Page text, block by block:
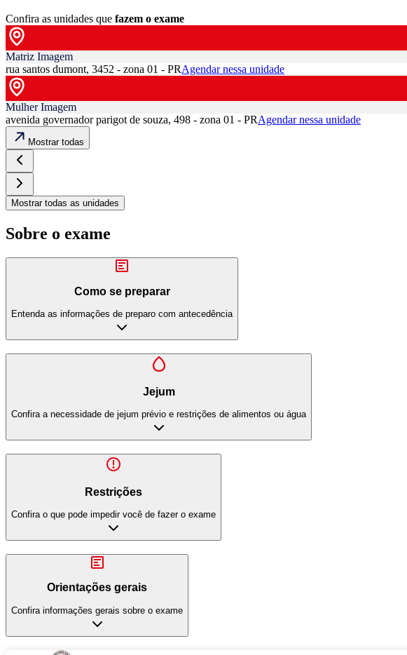
Confira as unidades que fazem o exame
Matriz Imagem
rua santos dumont, 3452 - zona 01 - PRAgendar nessa unidade
Mulher Imagem
avenida governador parigot de souza, 498 - zona 01 - PRAgendar nessa unidade
Mostrar todas
Mostrar todas as unidades
Sobre o exame
Como se preparar
Entenda as informações de preparo com antecedência
Jejum
Confira a necessidade de jejum prévio e restrições de alimentos ou água
Restrições
Confira o que pode impedir você de fazer o exame
Orientações gerais
Confira informações gerais sobre o exame